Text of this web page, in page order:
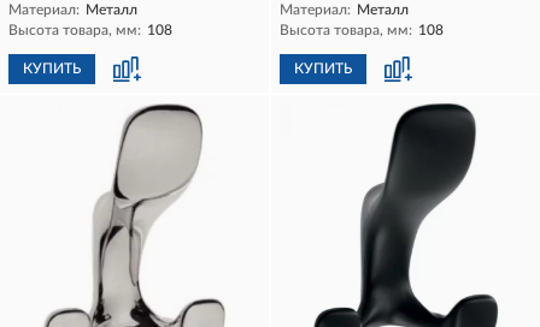
Материал: Металл
Высота товара, мм: 108
КУПИТЬ
Материал: Металл
Высота товара, мм: 108
КУПИТЬ